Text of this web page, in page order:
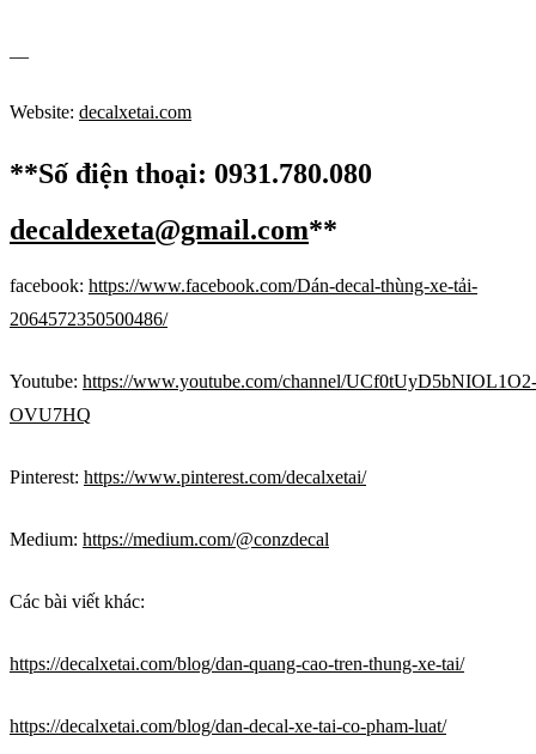
Website: decalxetai.com
**Số điện thoại: 0931.780.080
decaldexeta@gmail.com**
facebook: https://www.facebook.com/Dán-decal-thùng-xe-tải-
2064572350500486/
Youtube: https://www.youtube.com/channel/UCf0tUyD5bNIOL1O2-
OVU7HQ
Pinterest: https://www.pinterest.com/decalxetai/
Medium: https://medium.com/@conzdecal
Các bài viết khác:
https://decalxetai.com/blog/dan-quang-cao-tren-thung-xe-tai/
https://decalxetai.com/blog/dan-decal-xe-tai-co-pham-luat/